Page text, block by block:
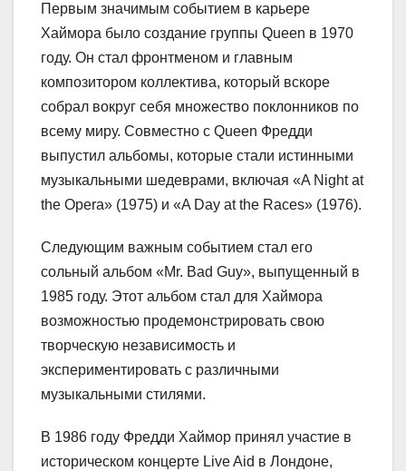
Первым значимым событием в карьере
Хаймора было создание группы Queen в 1970
году. Он стал фронтменом и главным
композитором коллектива, который вскоре
собрал вокруг себя множество поклонников по
всему миру. Совместно с Queen Фредди
выпустил альбомы, которые стали истинными
музыкальными шедеврами, включая «A Night at
the Opera» (1975) и «A Day at the Races» (1976).
Следующим важным событием стал его
сольный альбом «Mr. Bad Guy», выпущенный в
1985 году. Этот альбом стал для Хаймора
возможностью продемонстрировать свою
творческую независимость и
экспериментировать с различными
музыкальными стилями.
В 1986 году Фредди Хаймор принял участие в
историческом концерте Live Aid в Лондоне,